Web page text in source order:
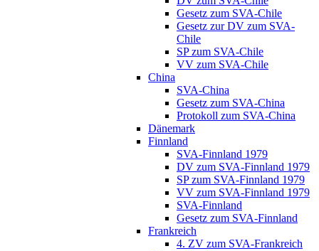
Gesetz zum SVA-Chile
Gesetz zur DV zum SVA-
Chile
SP zum SVA-Chile
VV zum SVA-Chile
China
SVA-China
Gesetz zum SVA-China
Protokoll zum SVA-China
Dänemark
Finnland
SVA-Finnland 1979
DV zum SVA-Finnland 1979
SP zum SVA-Finnland 1979
VV zum SVA-Finnland 1979
SVA-Finnland
Gesetz zum SVA-Finnland
Frankreich
4. ZV zum SVA-Frankreich